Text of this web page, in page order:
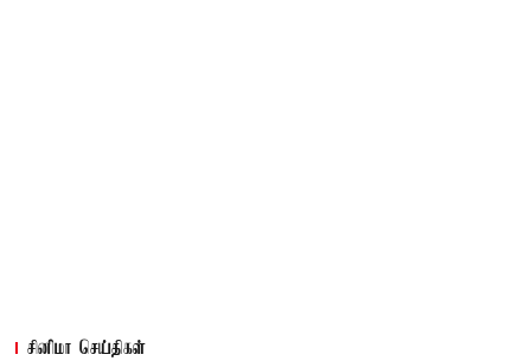
சினிமா செய்திகள்